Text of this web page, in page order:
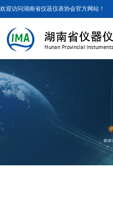
欢迎访问湖南省仪器仪表协会官方网站！